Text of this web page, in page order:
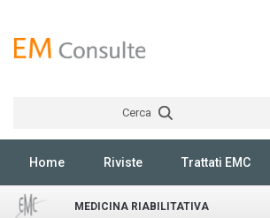
Cerca
Home Riviste Trattati EMC
MEDICINA RIABILITATIVA